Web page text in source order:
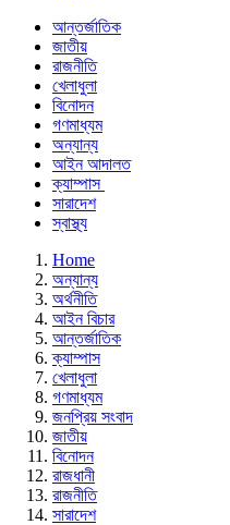
আন্তর্জাতিক
জাতীয়
রাজনীতি
খেলাধুলা
বিনোদন
গণমাধ্যম
অন্যান্য
আইন আদালত
ক্যাম্পাস
সারাদেশ
স্বাস্থ্য
Home
অন্যান্য
অর্থনীতি
আইন বিচার
আন্তর্জাতিক
ক্যাম্পাস
খেলাধুলা
গণমাধ্যম
জনপ্রিয় সংবাদ
জাতীয়
বিনোদন
রাজধানী
রাজনীতি
সারাদেশ